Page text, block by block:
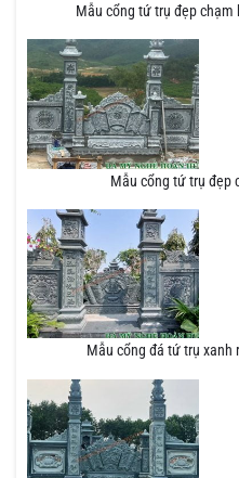
Mẫu cổng tứ trụ đẹp chạm
Mẫu cổng tứ trụ đẹp
Mẫu cổng đá tứ trụ xanh